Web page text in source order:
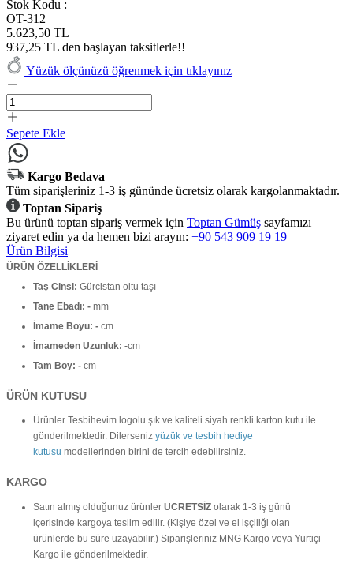
Stok Kodu :
OT-312
5.623,50 TL
937,25 TL den başlayan taksitlerle!!
Yüzük ölçünüzü öğrenmek için tıklayınız
Sepete Ekle
Kargo Bedava
Tüm siparişleriniz 1-3 iş gününde ücretsiz olarak kargolanmaktadır.
Toptan Sipariş
Bu ürünü toptan sipariş vermek için Toptan Gümüş sayfamızı
ziyaret edin ya da hemen bizi arayın: +90 543 909 19 19
Ürün Bilgisi
ÜRÜN ÖZELLİKLERİ
Taş Cinsi: Gürcistan oltu taşı
Tane Ebadı: - mm
İmame Boyu: - cm
İmameden Uzunluk: -cm
Tam Boy: - cm
ÜRÜN KUTUSU
Ürünler Tesbihevim logolu şık ve kaliteli siyah renkli karton kutu ile
gönderilmektedir. Dilerseniz yüzük ve tesbih hediye
kutusu modellerinden birini de tercih edebilirsiniz.
KARGO
Satın almış olduğunuz ürünler ÜCRETSİZ olarak 1-3 iş günü
içerisinde kargoya teslim edilir. (Kişiye özel ve el işçiliği olan
ürünlerde bu süre uzayabilir.) Siparişleriniz MNG Kargo veya Yurtiçi
Kargo ile gönderilmektedir.